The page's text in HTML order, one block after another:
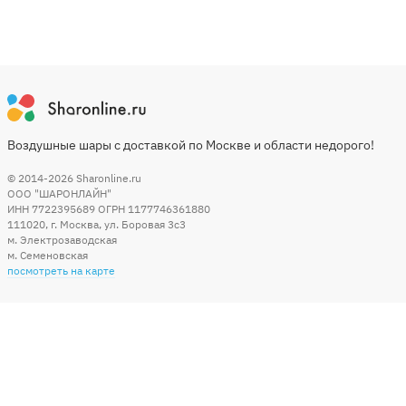
Воздушные шары с доставкой по Москве и области недорого!
© 2014-2026 Sharonline.ru
ООО "ШАРОНЛАЙН"
ИНН 7722395689 ОГРН 1177746361880
111020, г. Москва, ул. Боровая 3c3
м. Электрозаводская
м. Семеновская
посмотреть на карте